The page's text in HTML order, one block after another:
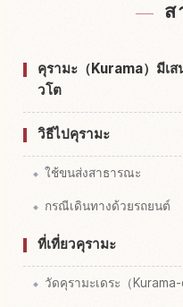
ส
คุรามะ（Kurama）มีเ
วโต
วิธีไปคุรามะ
ใช้ขนส่งสาธารณะ
กรณีเดินทางด้วยรถยนต์
ที่เที่ยวคุรามะ
วัดคุรามะเดระ（Kurama-